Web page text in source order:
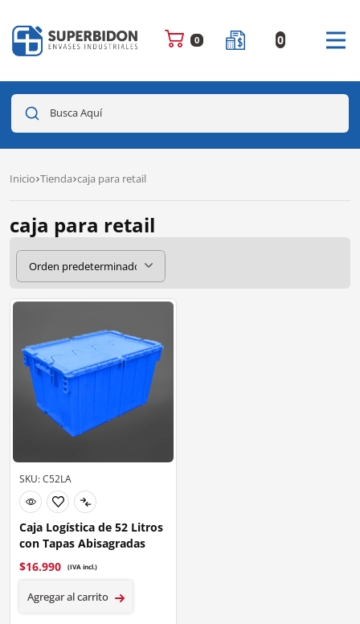
0 0
Busca Aquí
Inicio Tienda caja para retail
caja para retail
SKU: C52LA
Caja Logística de 52 Litros
con Tapas Abisagradas
$16.990 (IVA incl.)
Agregar al carrito